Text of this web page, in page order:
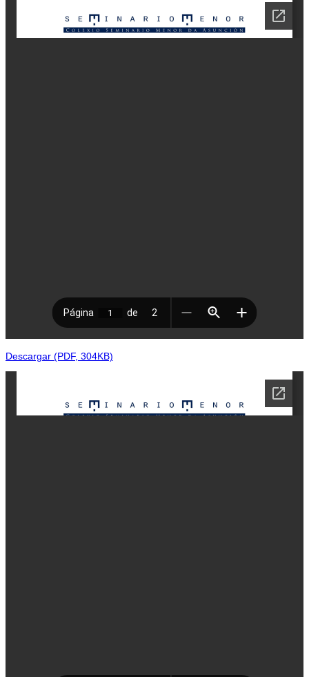
Descargar (PDF, 304KB)